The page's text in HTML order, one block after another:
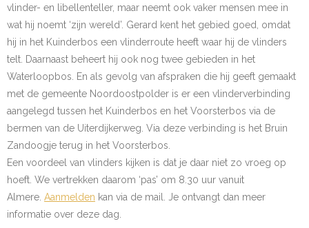
- Nestgelegenheid
- Werkgroep Vogels ringen
- - Tuinvogeltelling 2025/2026
- - Tuinvogeltelling: verslag van winter 2025-2026
Cursus
- Cursus
vlinder- en libellenteller, maar neemt ook vaker mensen mee in
wat hij noemt ‘zijn wereld’. Gerard kent het gebied goed, omdat
hij in het Kuinderbos een vlinderroute heeft waar hij de vlinders
telt. Daarnaast beheert hij ook nog twee gebieden in het
Waterloopbos. En als gevolg van afspraken die hij geeft gemaakt
met de gemeente Noordoostpolder is er een vlinderverbinding
aangelegd tussen het Kuinderbos en het Voorsterbos via de
bermen van de Uiterdijkerweg. Via deze verbinding is het Bruin
Zandoogje terug in het Voorsterbos.
Een voordeel van vlinders kijken is dat je daar niet zo vroeg op
hoeft. We vertrekken daarom ‘pas’ om 8.30 uur vanuit
Almere. Aanmelden kan via de mail. Je ontvangt dan meer
informatie over deze dag.